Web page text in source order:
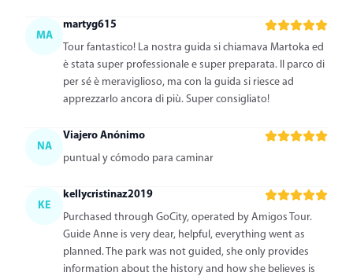
MA
martyg615
Tour fantastico! La nostra guida si chiamava Martoka ed
è stata super professionale e super preparata. Il parco di
per sé è meraviglioso, ma con la guida si riesce ad
apprezzarlo ancora di più. Super consigliato!
NA
Viajero Anónimo
puntual y cómodo para caminar
KE
kellycristinaz2019
Purchased through GoCity, operated by Amigos Tour.
Guide Anne is very dear, helpful, everything went as
planned. The park was not guided, she only provides
information about the history and how she believes is